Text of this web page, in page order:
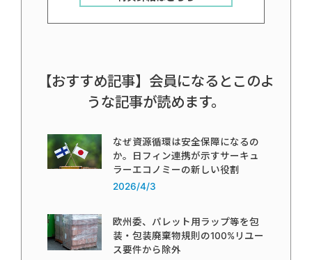
【おすすめ記事】会員になるとこのよ
うな記事が読めます。
なぜ資源循環は安全保障になるの
か。日フィン連携が示すサーキュ
ラーエコノミーの新しい役割
2026/4/3
欧州委、パレット用ラップ等を包
装・包装廃棄物規則の100%リユー
ス要件から除外